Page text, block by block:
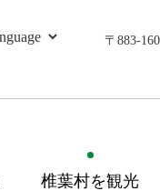
〒883-
椎葉村を観光